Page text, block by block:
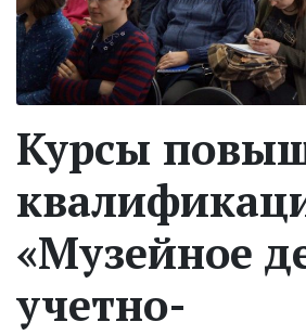
Курсы
«Музейное
учетно-